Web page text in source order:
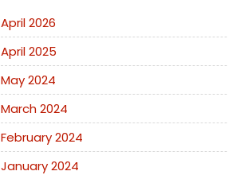
April 2026
April 2025
May 2024
March 2024
February 2024
January 2024